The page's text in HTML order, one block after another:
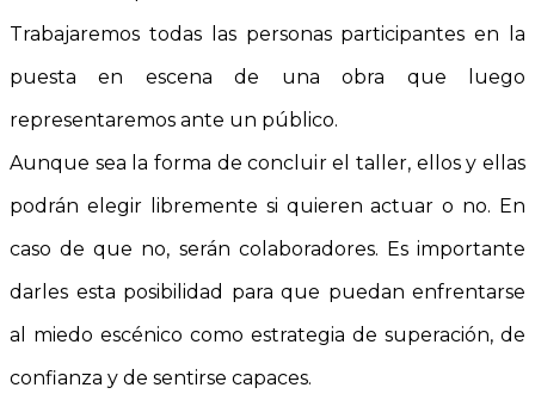
Trabajaremos todas las personas participantes en la
puesta en escena de una obra que luego
representaremos ante un público.
Aunque sea la forma de concluir el taller, ellos y ellas
podrán elegir libremente si quieren actuar o no. En
caso de que no, serán colaboradores. Es importante
darles esta posibilidad para que puedan enfrentarse
al miedo escénico como estrategia de superación, de
confianza y de sentirse capaces.